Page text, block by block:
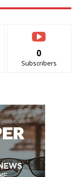
0
Subscribers